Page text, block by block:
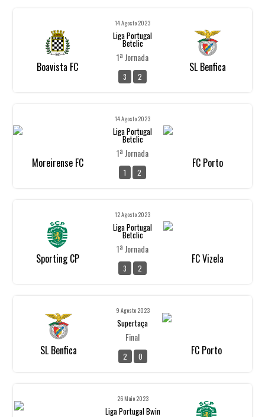
Boavista FC
14 Agosto 2023
Liga Portugal
Betclic
1ª Jornada
3 2
SL Benfica
Moreirense FC
14 Agosto 2023
Liga Portugal
Betclic
1ª Jornada
1 2
FC Porto
Sporting CP
12 Agosto 2023
Liga Portugal
Betclic
1ª Jornada
3 2
FC Vizela
SL Benfica
9 Agosto 2023
Supertaça
Final
2 0 FC Porto
26 Maio 2023
Liga Portugal Bwin